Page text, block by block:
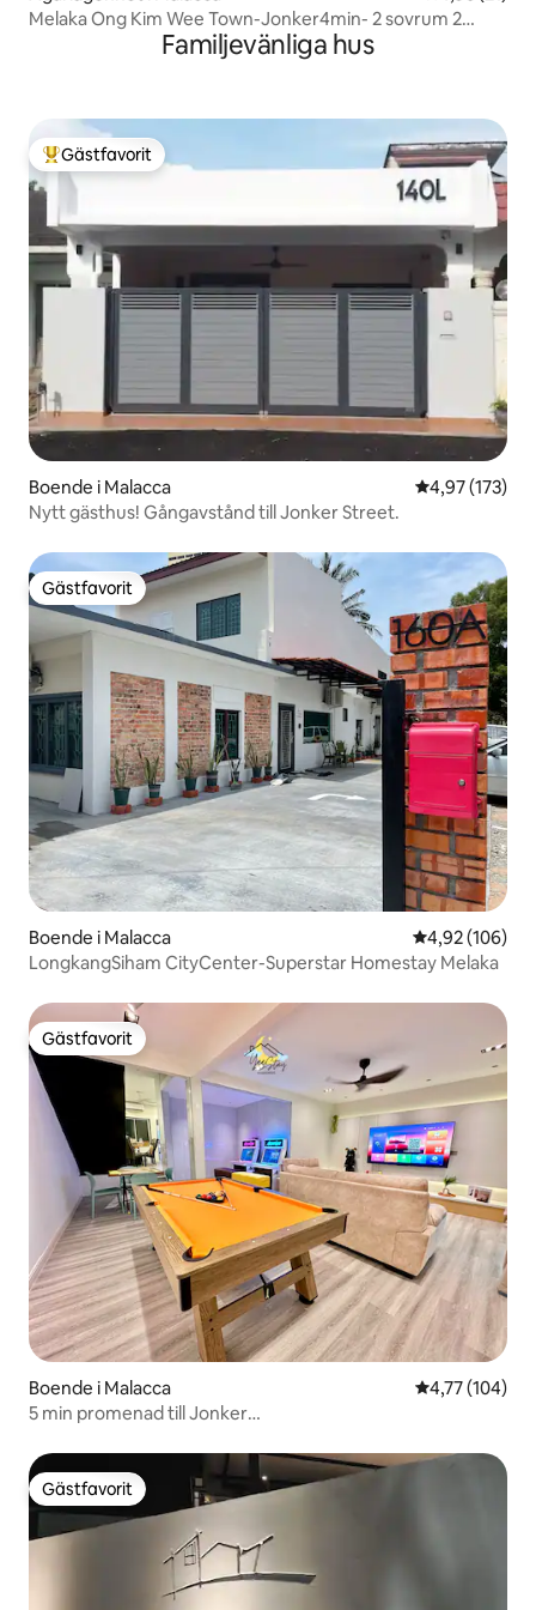
Melaka Ong Kim Wee Town-Jonker4min- 2 sovrum 2
badrum 6 personerFamiljevänliga hus
Populär gästfavorit
Gästfavorit
Boende i Malacca 4,97 av 5 i
4,97 (173)
Nytt gästhus! Gångavstånd till Jonker Street.
Gästfavorit
Gästfavorit
Boende i Malacca 4,92 av 5 i
4,92 (106)
LongkangSiham CityCenter-Superstar Homestay Melaka
Gästfavorit
Gästfavorit
Boende i Malacca 4,77 av 5 i
4,77 (104)
5 min promenad till Jonker
Gästfavorit
Gästfavorit